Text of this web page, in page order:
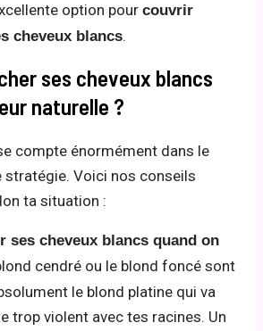
option pourcouvrir
cheveux blancs.
ses cheveux blancs
naturelle ?
compte énormément dans le
stratégie. Voici nos conseils
ta situation :
ses cheveux blancs quand on
cendré ou le blond foncé sont
le blond platine qui va
trop violent avec tes racines. Un